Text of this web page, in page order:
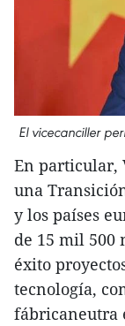
El vicecanciller
En particular,
una
y los países
de 15 mil 500
éxito
tecnología,
fábricaneutra